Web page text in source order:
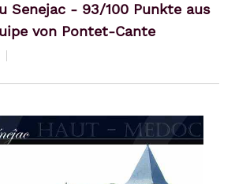
Senejac - 93/100 Punkte aus
von Pontet-Cante